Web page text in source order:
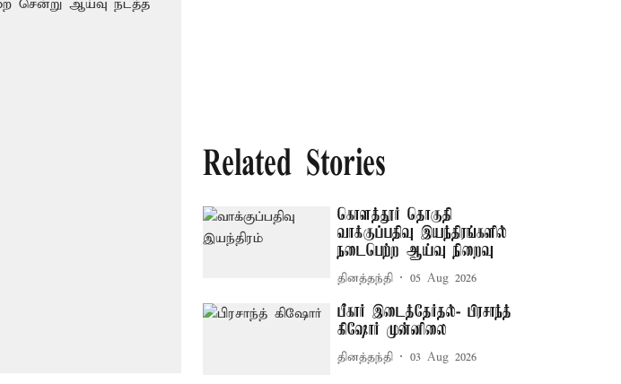
Related Stories
கொளத்தூர் தொகுதி
வாக்குப்பதிவு இயந்திரங்களில்
நடைபெற்ற ஆய்வு நிறைவு
தினத்தந்தி 05 Aug 2026
பீகார் இடைத்தேர்தல்- பிரசாந்த்
கிஷோர் முன்னிலை
தினத்தந்தி 03 Aug 2026